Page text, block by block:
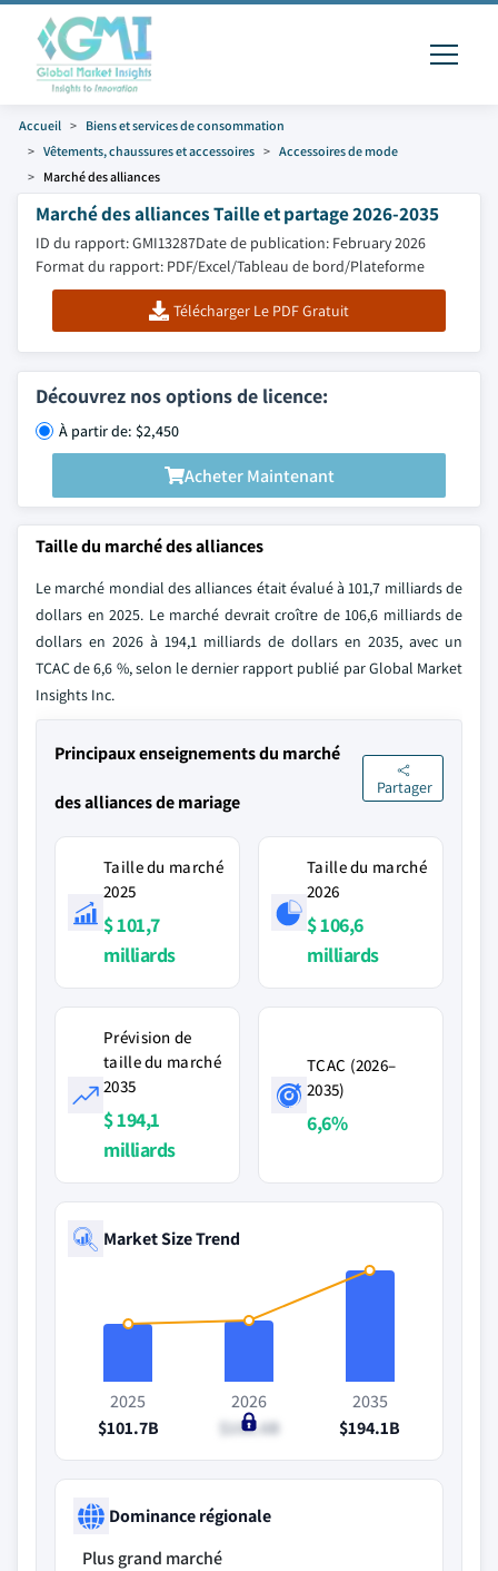
Accueil
Biens et services de consommation
Vêtements, chaussures et accessoires
Accessoires de mode
Marché des alliances
Marché des alliances Taille et partage 2026-2035
ID du rapport: GMI13287Date de publication: February 2026
Format du rapport: PDF/Excel/Tableau de bord/Plateforme
Télécharger Le PDF Gratuit
Découvrez nos options de licence:
À partir de: $2,450
Acheter Maintenant
Taille du marché des alliances
Le marché mondial des alliances était évalué à 101,7 milliards de
dollars en 2025. Le marché devrait croître de 106,6 milliards de
dollars en 2026 à 194,1 milliards de dollars en 2035, avec un
TCAC de 6,6 %, selon le dernier rapport publié par Global Market
Insights Inc.
Principaux enseignements du marché
des alliances de mariage
Partager
Taille du marché
2025
$ 101,7
milliards
Taille du marché
2026
$ 106,6
milliards
Prévision de
taille du marché
2035
$ 194,1
milliards
TCAC (2026–
2035)
6,6%
Market Size Trend
2025
$101.7B
2026
$106.6B
2035
$194.1B
Dominance régionale
Plus grand marché